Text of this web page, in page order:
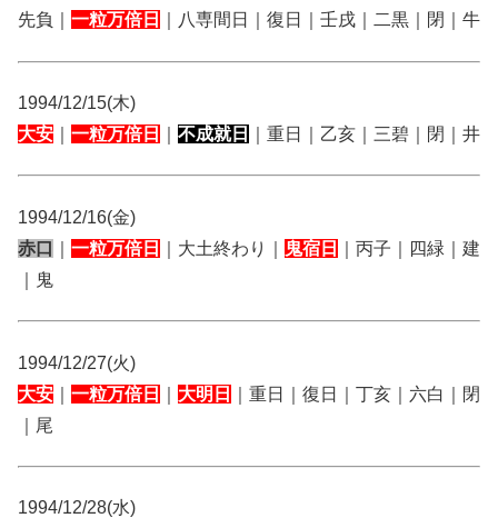
先負｜ 一粒万倍日 ｜八専間日｜復日｜壬戌｜二黒｜閉｜牛
1994/12/15(木)
大安
一粒万倍日 不成就日 ｜重日｜乙亥｜三碧｜閉｜井
1994/12/16(金)
赤口
一粒万倍日 ｜大土終わり｜ 鬼宿日
｜丙子｜四緑｜建
｜鬼
1994/12/27(火)
大安
一粒万倍日 大明日
｜重日｜復日｜丁亥｜六白｜閉
｜尾
1994/12/28(水)